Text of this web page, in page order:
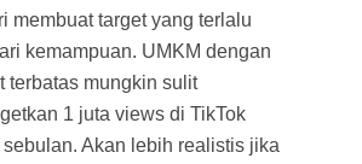
membuat target yang terlalu
kemampuan. UMKM dengan
terbatas mungkin sulit
1 juta views di TikTok
Akan lebih realistis jika